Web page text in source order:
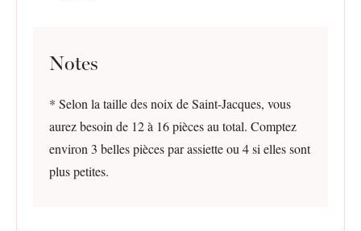
Notes
* Selon la taille des noix de Saint-Jacques, vous
aurez besoin de 12 à 16 pièces au total. Comptez
environ 3 belles pièces par assiette ou 4 si elles sont
plus petites.